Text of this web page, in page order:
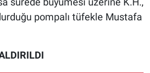
pompalı tüfekle Mustafa